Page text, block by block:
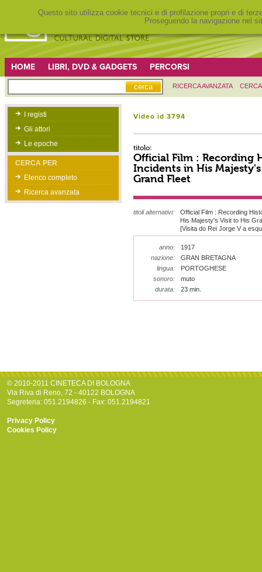
Questo sito utilizza cookie tecnici e di profilazione propri e di
Proseguendo la navigazione nel
HOME LIBRI, DVD & GADGETS PERCORSI
RICERCA AVANZATA
I registi
Gli attori
Le epoche
CERCA PER
Elenco completo
Ricerca avanzata
Video id 3794
titolo:
Official Film : Recording
Incidents in His
Grand Fleet
titoli alternativi:
Official Film : Recording
His Majesty's Visit to His
[Visita do Rei Jorge V a
anno:
1917
nazione:
GRAN BRETAGNA
lingua:
PORTOGHESE
sonoro:
muto
durata:
23 min.
© 2010-2011 CINETECA DI BOLOGNA
Via Riva di Reno, 72 - 40122 BOLOGNA
Segreteria: 051.2194826 - Fax: 051.2194821
Privacy Policy
Cookies Policy